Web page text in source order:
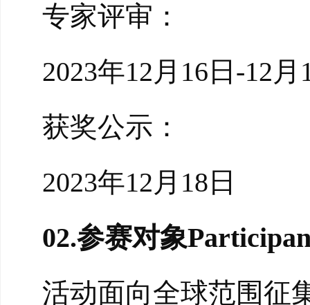
专家评审：
2023年12月16日-12月
获奖公示：
2023年12月18日
02.参赛对象
活动面向全球范围征